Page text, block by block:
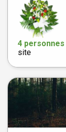
4 personnes
site